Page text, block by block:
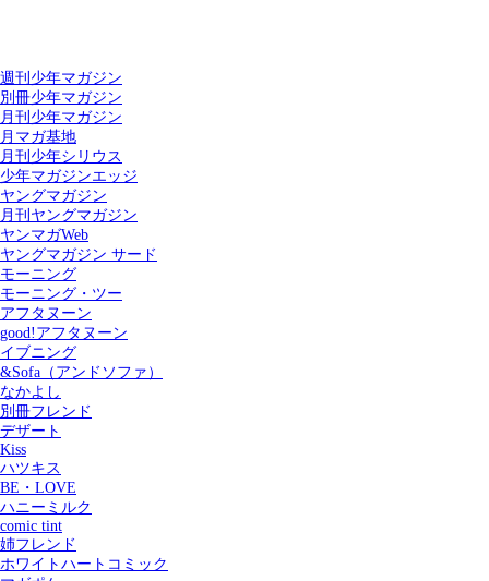
週刊少年マガジン
別冊少年マガジン
月刊少年マガジン
月マガ基地
月刊少年シリウス
少年マガジンエッジ
ヤングマガジン
月刊ヤングマガジン
ヤンマガWeb
ヤングマガジン サード
モーニング
モーニング・ツー
アフタヌーン
good!アフタヌーン
イブニング
&Sofa（アンドソファ）
なかよし
別冊フレンド
デザート
Kiss
ハツキス
BE・LOVE
ハニーミルク
comic tint
姉フレンド
ホワイトハートコミック